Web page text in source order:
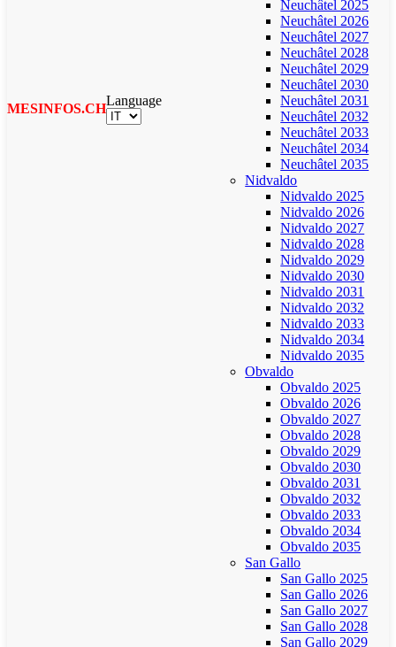
MESINFOS.CH
Language
Neuchâtel 2025
Neuchâtel 2026
Neuchâtel 2027
Neuchâtel 2028
Neuchâtel 2029
Neuchâtel 2030
Neuchâtel 2031
Neuchâtel 2032
Neuchâtel 2033
Neuchâtel 2034
Neuchâtel 2035
Nidvaldo
Nidvaldo 2025
Nidvaldo 2026
Nidvaldo 2027
Nidvaldo 2028
Nidvaldo 2029
Nidvaldo 2030
Nidvaldo 2031
Nidvaldo 2032
Nidvaldo 2033
Nidvaldo 2034
Nidvaldo 2035
Obvaldo
Obvaldo 2025
Obvaldo 2026
Obvaldo 2027
Obvaldo 2028
Obvaldo 2029
Obvaldo 2030
Obvaldo 2031
Obvaldo 2032
Obvaldo 2033
Obvaldo 2034
Obvaldo 2035
San Gallo
San Gallo 2025
San Gallo 2026
San Gallo 2027
San Gallo 2028
San Gallo 2029